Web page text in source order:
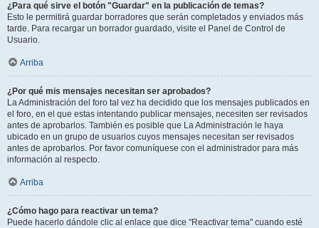
¿Para qué sirve el botón "Guardar" en la publicación de temas?
Esto le permitirá guardar borradores que serán completados y enviados más
tarde. Para recargar un borrador guardado, visite el Panel de Control de
Usuario.
Arriba
¿Por qué mis mensajes necesitan ser aprobados?
La Administración del foro tal vez ha decidido que los mensajes publicados en
el foro, en el que estas intentando publicar mensajes, necesiten ser revisados
antes de aprobarlos. También es posible que La Administración le haya
ubicado en un grupo de usuarios cuyos mensajes necesitan ser revisados
antes de aprobarlos. Por favor comuníquese con el administrador para más
información al respecto.
Arriba
¿Cómo hago para reactivar un tema?
Puede hacerlo dándole clic al enlace que dice "Reactivar tema" cuando esté